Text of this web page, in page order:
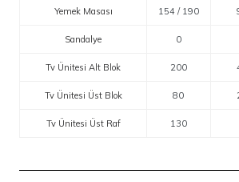
Yemek Masası 154 / 190
Sandalye 0
Tv Ünitesi Alt Blok 200
Tv Ünitesi Üst Blok 80
Tv Ünitesi Üst Raf 130